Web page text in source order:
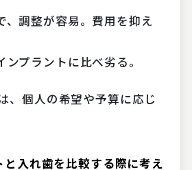
、調整が容易。費用を抑え
ンプラントに比べ劣る。
、個人の希望や予算に応じ
と入れ歯を比較する際に考え